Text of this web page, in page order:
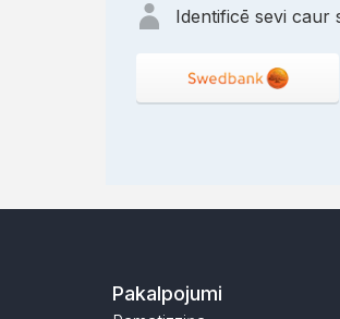
Identificē sevi caur
Pakalpojumi